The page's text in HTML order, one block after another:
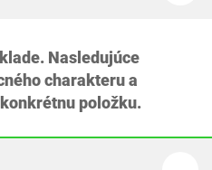
Nasledujúce
charakteru a
položku.